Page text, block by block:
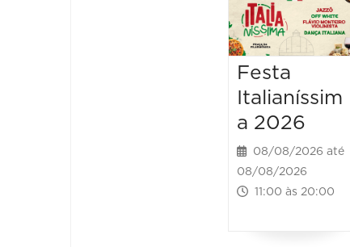
Festa
Italianíssim
a 2026
08/08/2026 até
08/08/2026
11:00 às 20:00